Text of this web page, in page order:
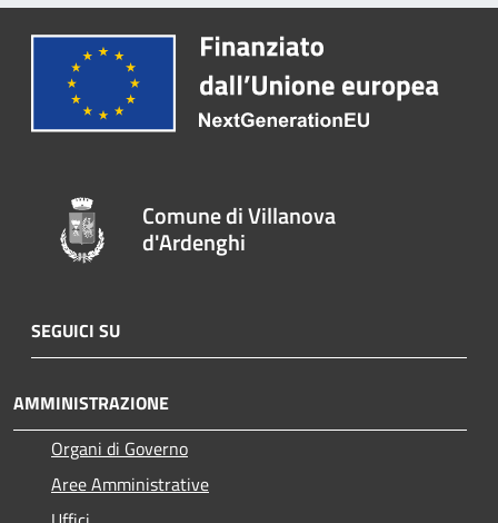
Comune di Villanova
d'Ardenghi
SEGUICI SU
AMMINISTRAZIONE
Organi di Governo
Aree Amministrative